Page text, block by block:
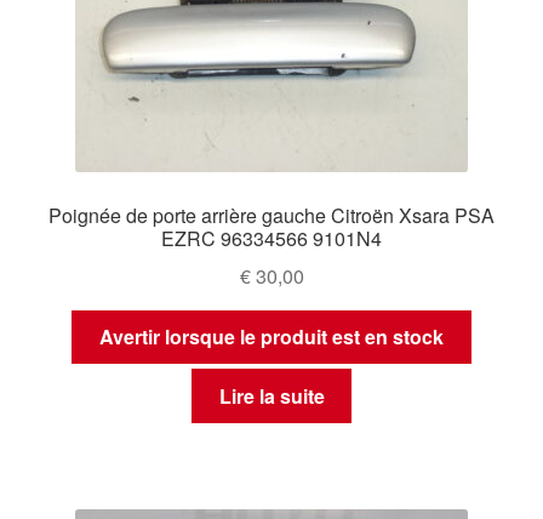
Poignée de porte arrière gauche Citroën Xsara PSA
EZRC 96334566 9101N4
€30,00
Avertir lorsque le produit est en stock
Lire la suite